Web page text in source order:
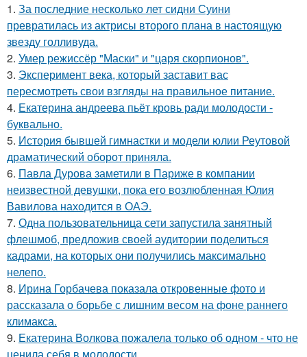
1. За последние несколько лет сидни Суини
превратилась из актрисы второго плана в настоящую
звезду голливуда.
2. Умер режиссёр "Маски" и "царя скорпионов".
3. Эксперимент века, который заставит вас
пересмотреть свои взгляды на правильное питание.
4. Екатерина андреева пьёт кровь ради молодости -
буквально.
5. История бывшей гимнастки и модели юлии Реутовой
драматический оборот приняла.
6. Павла Дурова заметили в Париже в компании
неизвестной девушки, пока его возлюбленная Юлия
Вавилова находится в ОАЭ.
7. Одна пользовательница сети запустила занятный
флешмоб, предложив своей аудитории поделиться
кадрами, на которых они получились максимально
нелепо.
8. Ирина Горбачева показала откровенные фото и
рассказала о борьбе с лишним весом на фоне раннего
климакса.
9. Екатерина Волкова пожалела только об одном - что не